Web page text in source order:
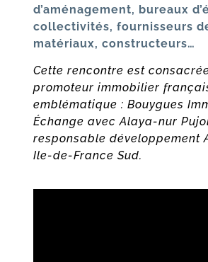
d’aménagement, bureaux
collectivités, fournisseurs
matériaux, constructeurs…
Cette rencontre est
promoteur immobilier
emblématique : Bouygues
Échange avec Alaya-nur
responsable développement
Ile-de-France Sud.